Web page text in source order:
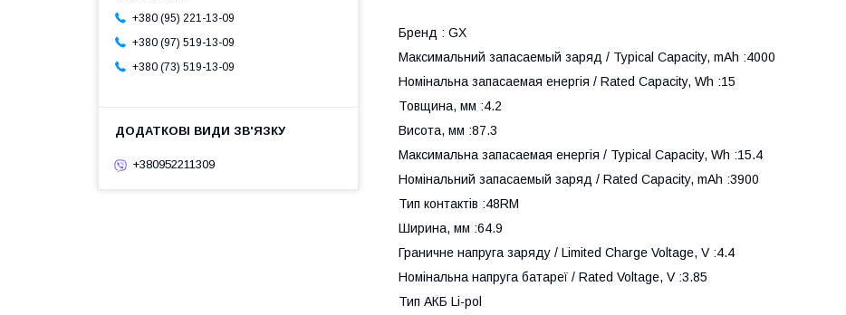
Бренд : GX
Максимальний запасаемый заряд / Typical Capacity, mAh :4000
Номінальна запасаемая енергія / Rated Capacity, Wh :15
Товщина, мм :4.2
Висота, мм :87.3
Максимальна запасаемая енергія / Typical Capacity, Wh :15.4
Номінальний запасаемый заряд / Rated Capacity, mAh :3900
Тип контактів :48RM
Ширина, мм :64.9
Граничне напруга заряду / Limited Charge Voltage, V :4.4
Номінальна напруга батареї / Rated Voltage, V :3.85
Тип АКБ Li-pol
+380 (95) 221-13-09
+380 (97) 519-13-09
+380 (73) 519-13-09
+380952211309